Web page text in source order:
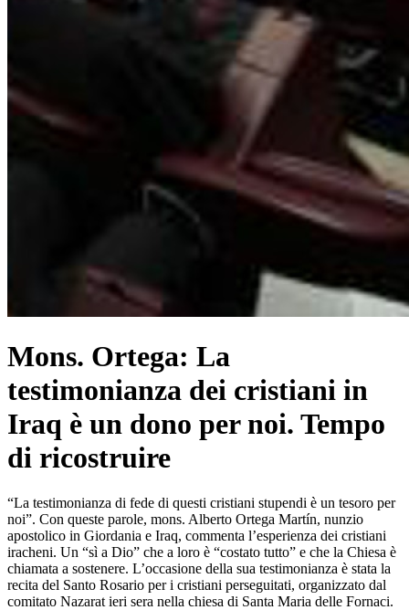
Mons. Ortega: La
testimonianza dei cristiani in
Iraq è un dono per noi. Tempo
di ricostruire
“La testimonianza di fede di questi cristiani stupendi è un tesoro per
noi”. Con queste parole, mons. Alberto Ortega Martín, nunzio
apostolico in Giordania e Iraq, commenta l’esperienza dei cristiani
iracheni. Un “sì a Dio” che a loro è “costato tutto” e che la Chiesa è
chiamata a sostenere. L’occasione della sua testimonianza è stata la
recita del Santo Rosario per i cristiani perseguitati, organizzato dal
comitato Nazarat ieri sera nella chiesa di Santa Maria delle Fornaci.